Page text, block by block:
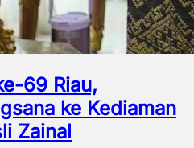
69 Riau,
ke Kediaman
Zainal